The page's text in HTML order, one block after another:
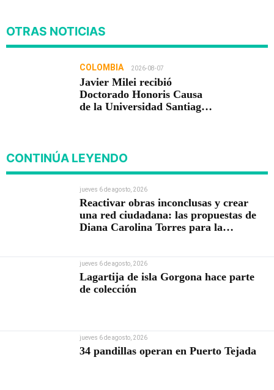
OTRAS NOTICIAS
COLOMBIA 2026-08-07
Javier Milei recibió
Doctorado Honoris Causa
de la Universidad Santiago
CONTINÚA LEYENDO
jueves 6 de agosto, 2026
Reactivar obras inconclusas y crear
una red ciudadana: las propuestas de
Diana Carolina Torres para la
jueves 6 de agosto, 2026
Lagartija de isla Gorgona hace parte
de colección
jueves 6 de agosto, 2026
34 pandillas operan en Puerto Tejada